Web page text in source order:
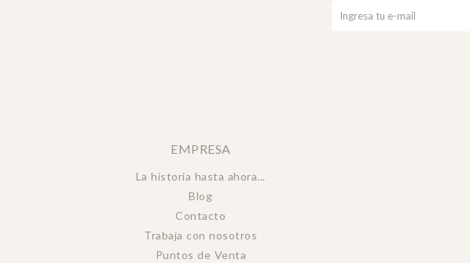
EMPRESA
La historia hasta ahora...
Blog
Contacto
Trabaja con nosotros
Puntos de Venta